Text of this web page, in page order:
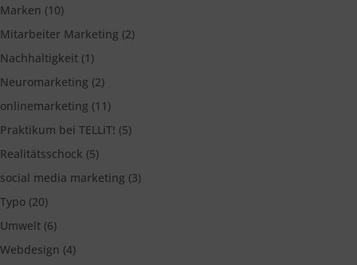
Marken (10)
Mitarbeiter Marketing (2)
Nachhaltigkeit (1)
Neuromarketing (2)
onlinemarketing (11)
Praktikum bei TELLiT! (5)
Realitätsschock (5)
social media marketing (3)
Typo (20)
Umwelt (6)
Webdesign (4)